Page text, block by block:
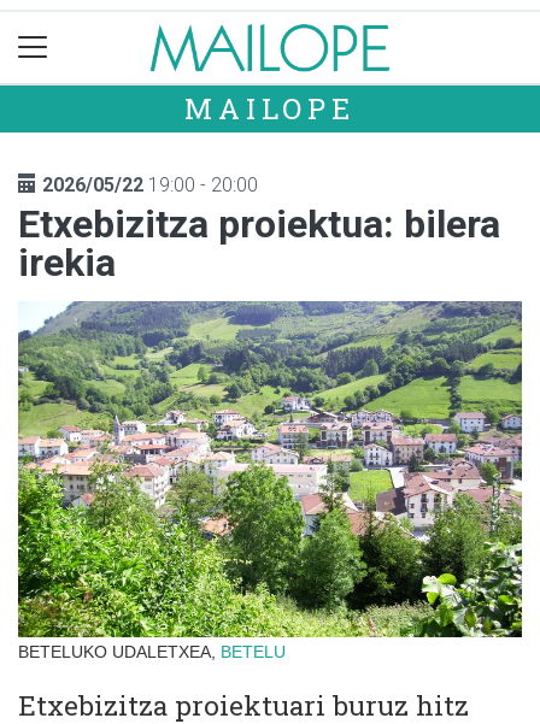
MAILOPE
2026/05/22 19:00 - 20:00
Etxebizitza proiektua: bilera
irekia
BETELUKO UDALETXEA, BETELU
Etxebizitza proiektuari buruz hitz